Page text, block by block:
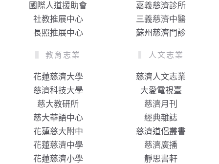
國際人道援助會
社教推展中心
長照推展中心
嘉義慈濟診所
三義慈濟中醫
蘇州慈濟門診
教育志業
花蓮慈濟大學
慈濟科技大學
慈大教研所
慈大華語中心
花蓮慈大附中
花蓮慈濟中學
花蓮慈濟小學
人文志業
慈濟人文志業
大愛電視臺
慈濟月刊
經典雜誌
慈濟道侶叢書
慈濟廣播
靜思書軒